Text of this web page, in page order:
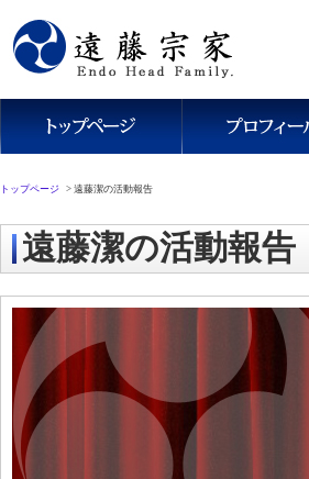
トップページ > 遠藤潔の活動報告
遠藤潔の活動報告